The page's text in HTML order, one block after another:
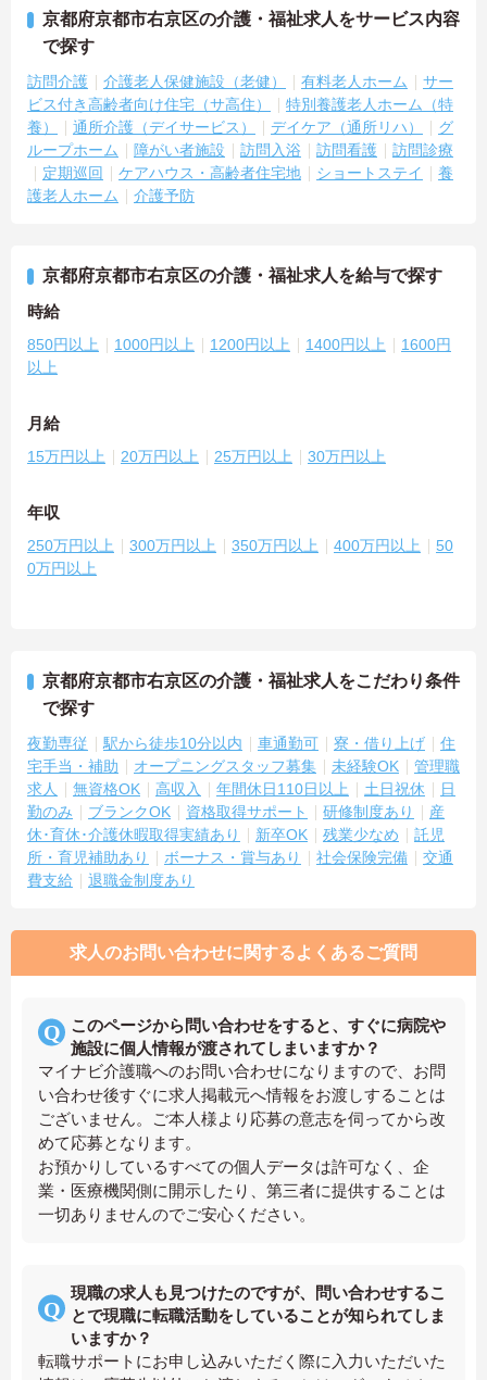
京都府京都市右京区の介護・福祉求人をサービス内容
で探す
訪問介護 介護老人保健施設（老健） 有料老人ホーム
サー
ビス付き高齢者向け住宅（サ高住）
特別養護老人ホーム（特
養）
通所介護（デイサービス） デイケア（通所リハ）
グ
ループホーム
障がい者施設 訪問入浴 訪問看護
訪問診療
定期巡回
ケアハウス・高齢者住宅地 ショートステイ
養
護老人ホーム
介護予防
京都府京都市右京区の介護・福祉求人を給与で探す
時給
850円以上 1000円以上 1200円以上 1400円以上
1600円
以上
月給
15万円以上 20万円以上 25万円以上 30万円以上
年収
250万円以上 300万円以上 350万円以上 400万円以上
50
0万円以上
京都府京都市右京区の介護・福祉求人をこだわり条件
で探す
夜勤専従 駅から徒歩10分以内 車通勤可 寮・借り上げ
住
宅手当・補助
オープニングスタッフ募集 未経験OK
管理職
求人
無資格OK 高収入 年間休日110日以上 土日祝休
日
勤のみ
ブランクOK 資格取得サポート 研修制度あり
産
休･育休･介護休暇取得実績あり
新卒OK 残業少なめ
託児
所・育児補助あり
ボーナス・賞与あり 社会保険完備
交通
費支給
退職金制度あり
求人のお問い合わせに関するよくあるご質問
このページから問い合わせをすると、すぐに病院や
施設に個人情報が渡されてしまいますか？
マイナビ介護職へのお問い合わせになりますので、お問
い合わせ後すぐに求人掲載元へ情報をお渡しすることは
ございません。ご本人様より応募の意志を伺ってから改
めて応募となります。
お預かりしているすべての個人データは許可なく、企
業・医療機関側に開示したり、第三者に提供することは
一切ありませんのでご安心ください。
現職の求人も見つけたのですが、問い合わせするこ
とで現職に転職活動をしていることが知られてしま
いますか？
転職サポートにお申し込みいただく際に入力いただいた